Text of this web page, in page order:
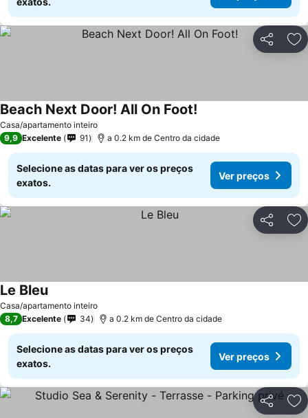
Partilhar
Casa/apartamento inteiro
Beach Next Door! All On Foot!
9,9 Excelente 91 a 0.2 km de Centro da cidade
Selecione as datas para ver os preços
exatos.
Ver preços
Partilhar
Casa/apartamento inteiro
Le Bleu
8,7 Excelente 34 a 0.2 km de Centro da cidade
Selecione as datas para ver os preços
exatos.
Ver preços
Partilhar